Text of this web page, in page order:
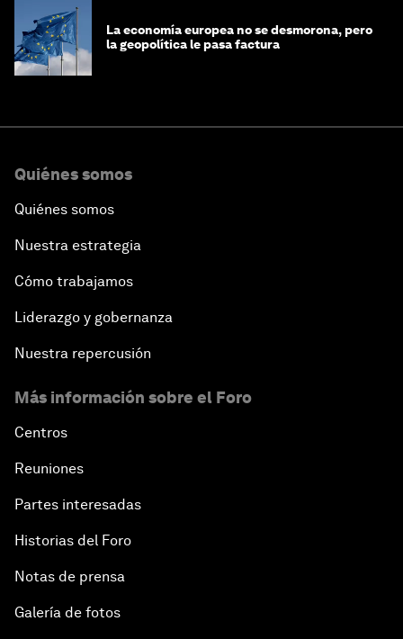
La economía europea no se desmorona, pero
la geopolítica le pasa factura
Quiénes somos
Quiénes somos
Nuestra estrategia
Cómo trabajamos
Liderazgo y gobernanza
Nuestra repercusión
Más información sobre el Foro
Centros
Reuniones
Partes interesadas
Historias del Foro
Notas de prensa
Galería de fotos